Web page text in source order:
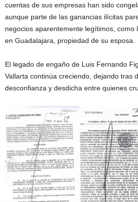
cuentas de sus empresas han sido
aunque parte de las ganancias ilícitas
negocios aparentemente legítimos, como
en Guadalajara, propiedad de su esposa.
El legado de engaño de Luis Fernando
Vallarta continúa creciendo, dejando tras
desconfianza y desdicha entre quienes